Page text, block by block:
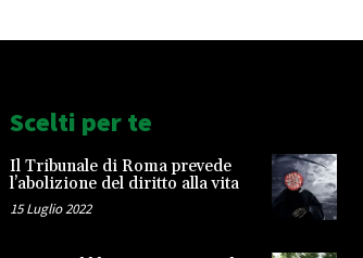
Scelti per te
Il Tribunale di Roma prevede
l’abolizione del diritto alla vita
15 Luglio 2022